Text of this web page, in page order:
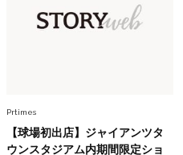
でモードに昇華
Prtimes
【球場初出店】ジャイアンツタ
ウンスタジアム内期間限定ショ